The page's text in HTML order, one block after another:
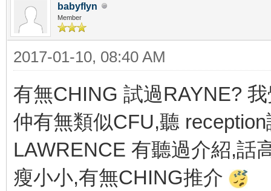
babyflyn
Member
2017-01-10, 08:40 AM
有無CHING 試過RAYNE?
仲有無類似CFU,聽
LAWRENCE 有聽過介紹,話
瘦小小,有無CHING推介